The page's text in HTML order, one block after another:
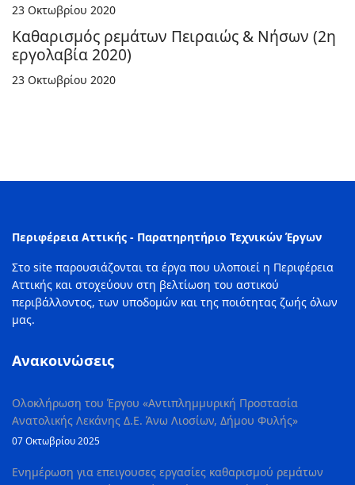
23 Οκτωβρίου 2020
Καθαρισμός ρεμάτων Πειραιώς & Νήσων (2η
εργολαβία 2020)
23 Οκτωβρίου 2020
Περιφέρεια Αττικής - Παρατηρητήριο Τεχνικών Έργων
Στο site παρουσιάζονται τα έργα που υλοποιεί η Περιφέρεια
Αττικής και στοχεύουν στη βελτίωση του αστικού
περιβάλλοντος, των υποδομών και της ποιότητας ζωής όλων
μας.
Ανακοινώσεις
Ολοκλήρωση του Έργου «Αντιπλημμυρική Προστασία
Ανατολικής Λεκάνης Δ.Ε. Άνω Λιοσίων, Δήμου Φυλής»
07 Οκτωβρίου 2025
Ενημέρωση για επειγουσες εργασίες καθαρισμού ρεμάτων